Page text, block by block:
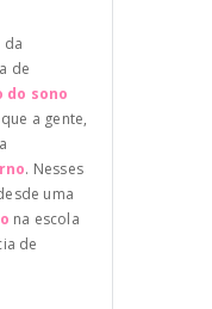
da
de
do sono
a gente,
. Nesses
uma
na escola
de